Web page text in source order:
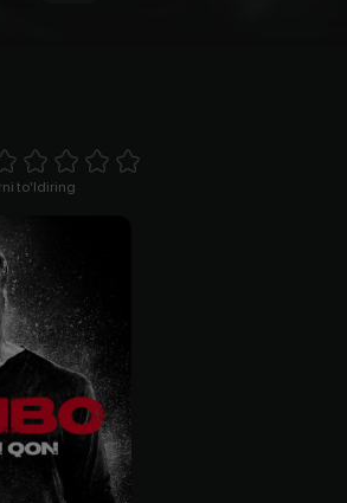
Stars7 Stars8 Stars
to'ldiring